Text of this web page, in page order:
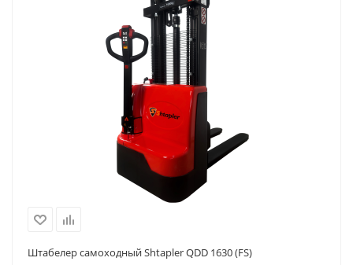
Штабелер самоходный Shtapler QDD 1630 (FS)